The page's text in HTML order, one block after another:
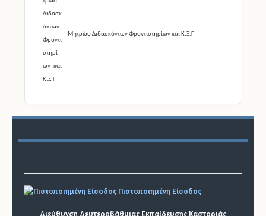
Μητρώο Διδασκόντων Φροντιστηρίων και Κ.Ξ.Γ
Πιστοποιημένη Είσοδος
Διεύθυνση Δευτεροβάθμιας Εκπαίδευσης Καστοριάς